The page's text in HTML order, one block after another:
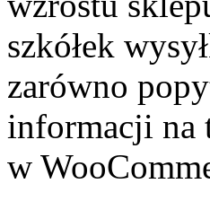
szkółek
zarówno
informacji na
w